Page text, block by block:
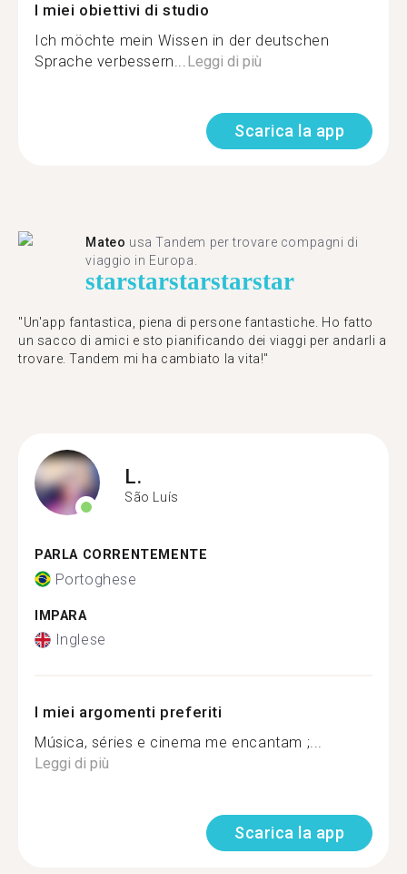
I miei obiettivi di studio
Ich möchte mein Wissen in der deutschen
Sprache verbessern...Leggi di più
Scarica la app
Mateo usa Tandem per trovare compagni di
viaggio in Europa.
starstarstarstarstar
"Un'app fantastica, piena di persone fantastiche. Ho fatto
un sacco di amici e sto pianificando dei viaggi per andarli a
trovare. Tandem mi ha cambiato la vita!"
L.
São Luís
PARLA CORRENTEMENTE
Portoghese
IMPARA
Inglese
I miei argomenti preferiti
Música, séries e cinema me encantam ;...
Leggi di più
Scarica la app